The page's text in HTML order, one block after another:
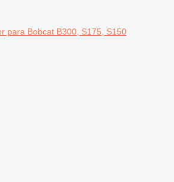
para Bobcat B300, S175, S150